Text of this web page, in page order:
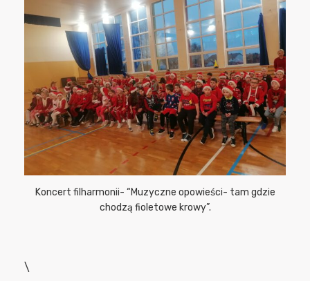
Koncert filharmonii- “Muzyczne opowieści- tam gdzie
chodzą fioletowe krowy”.
\